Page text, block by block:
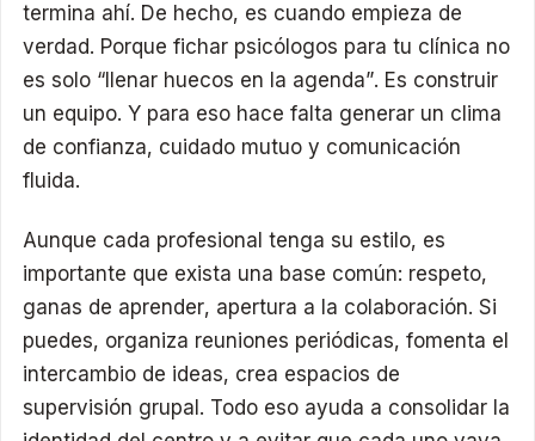
termina ahí. De hecho, es cuando empieza de
verdad. Porque fichar psicólogos para tu clínica no
es solo “llenar huecos en la agenda”. Es construir
un equipo. Y para eso hace falta generar un clima
de confianza, cuidado mutuo y comunicación
fluida.
Aunque cada profesional tenga su estilo, es
importante que exista una base común: respeto,
ganas de aprender, apertura a la colaboración. Si
puedes, organiza reuniones periódicas, fomenta el
intercambio de ideas, crea espacios de
supervisión grupal. Todo eso ayuda a consolidar la